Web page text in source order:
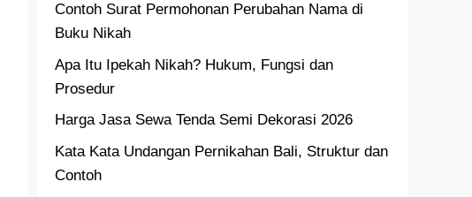
Contoh Surat Permohonan Perubahan Nama di
Buku Nikah
Apa Itu Ipekah Nikah? Hukum, Fungsi dan
Prosedur
Harga Jasa Sewa Tenda Semi Dekorasi 2026
Kata Kata Undangan Pernikahan Bali, Struktur dan
Contoh